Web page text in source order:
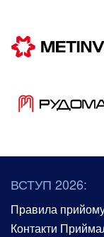
ВСТУП 2026:
Правила
Контакти